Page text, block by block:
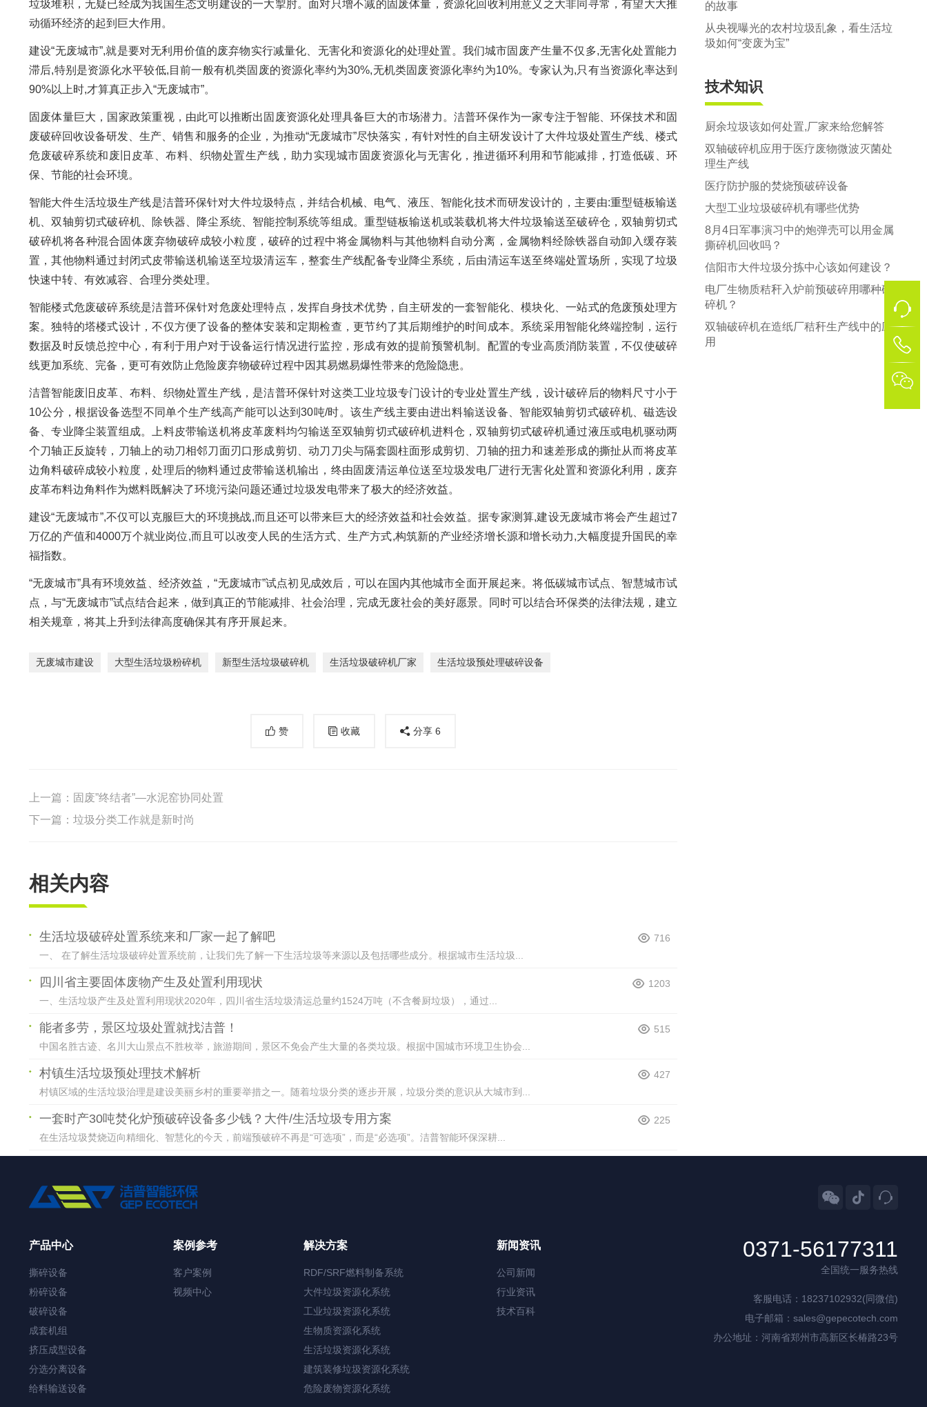
垃圾堆积，无疑已经成为我国生态文明建设的一大掣肘。面对只增不减的固废体量，资源化回收利用意义之大非同寻常，有望大大推
动循环经济的起到巨大作用。
建设“无废城市”,就是要对无利用价值的废弃物实行减量化、无害化和资源化的处理处置。我们城市固废产生量不仅多,无害化处置能力
滞后,特别是资源化水平较低,目前一般有机类固废的资源化率约为30%,无机类固废资源化率约为10%。专家认为,只有当资源化率达到
90%以上时,才算真正步入“无废城市”。
固废体量巨大，国家政策重视，由此可以推断出固废资源化处理具备巨大的市场潜力。洁普环保作为一家专注于智能、环保技术和固
废破碎回收设备研发、生产、销售和服务的企业，为推动“无废城市”尽快落实，有针对性的自主研发设计了大件垃圾处置生产线、楼式
危废破碎系统和废旧皮革、布料、织物处置生产线，助力实现城市固废资源化与无害化，推进循环利用和节能减排，打造低碳、环
保、节能的社会环境。
智能大件生活垃圾生产线是洁普环保针对大件垃圾特点，并结合机械、电气、液压、智能化技术而研发设计的，主要由:重型链板输送
机、双轴剪切式破碎机、除铁器、降尘系统、智能控制系统等组成。重型链板输送机或装载机将大件垃圾输送至破碎仓，双轴剪切式
破碎机将各种混合固体废弃物破碎成较小粒度，破碎的过程中将金属物料与其他物料自动分离，金属物料经除铁器自动卸入缓存装
置，其他物料通过封闭式皮带输送机输送至垃圾清运车，整套生产线配备专业降尘系统，后由清运车送至终端处置场所，实现了垃圾
快速中转、有效减容、合理分类处理。
智能楼式危废破碎系统是洁普环保针对危废处理特点，发挥自身技术优势，自主研发的一套智能化、模块化、一站式的危废预处理方
案。独特的塔楼式设计，不仅方便了设备的整体安装和定期检查，更节约了其后期维护的时间成本。系统采用智能化终端控制，运行
数据及时反馈总控中心，有利于用户对于设备运行情况进行监控，形成有效的提前预警机制。配置的专业高质消防装置，不仅使破碎
线更加系统、完备，更可有效防止危险废弃物破碎过程中因其易燃易爆性带来的危险隐患。
洁普智能废旧皮革、布料、织物处置生产线，是洁普环保针对这类工业垃圾专门设计的专业处置生产线，设计破碎后的物料尺寸小于
10公分，根据设备选型不同单个生产线高产能可以达到30吨/时。该生产线主要由进出料输送设备、智能双轴剪切式破碎机、磁选设
备、专业降尘装置组成。上料皮带输送机将皮革废料均匀输送至双轴剪切式破碎机进料仓，双轴剪切式破碎机通过液压或电机驱动两
个刀轴正反旋转，刀轴上的动刀相邻刀面刃口形成剪切、动刀刀尖与隔套圆柱面形成剪切、刀轴的扭力和速差形成的撕扯从而将皮革
边角料破碎成较小粒度，处理后的物料通过皮带输送机输出，终由固废清运单位送至垃圾发电厂进行无害化处置和资源化利用，废弃
皮革布料边角料作为燃料既解决了环境污染问题还通过垃圾发电带来了极大的经济效益。
建设“无废城市”,不仅可以克服巨大的环境挑战,而且还可以带来巨大的经济效益和社会效益。据专家测算,建设无废城市将会产生超过7
万亿的产值和4000万个就业岗位,而且可以改变人民的生活方式、生产方式,构筑新的产业经济增长源和增长动力,大幅度提升国民的幸
福指数。
“无废城市”具有环境效益、经济效益，“无废城市”试点初见成效后，可以在国内其他城市全面开展起来。将低碳城市试点、智慧城市试
点，与“无废城市”试点结合起来，做到真正的节能减排、社会治理，完成无废社会的美好愿景。同时可以结合环保类的法律法规，建立
相关规章，将其上升到法律高度确保其有序开展起来。
无废城市建设 大型生活垃圾粉碎机 新型生活垃圾破碎机 生活垃圾破碎机厂家 生活垃圾预处理破碎设备
赞 收藏 分享 6
上一篇： 固废”终结者”—水泥窑协同处置
下一篇： 垃圾分类工作就是新时尚
相关内容
生活垃圾破碎处置系统来和厂家一起了解吧
716
一、 在了解生活垃圾破碎处置系统前，让我们先了解一下生活垃圾等来源以及包括哪些成分。根据城市生活垃圾...
四川省主要固体废物产生及处置利用现状
1203
一、生活垃圾产生及处置利用现状2020年，四川省生活垃圾清运总量约1524万吨（不含餐厨垃圾），通过...
能者多劳，景区垃圾处置就找洁普！
515
中国名胜古迹、名川大山景点不胜枚举，旅游期间，景区不免会产生大量的各类垃圾。根据中国城市环境卫生协会...
村镇生活垃圾预处理技术解析
427
村镇区域的生活垃圾治理是建设美丽乡村的重要举措之一。随着垃圾分类的逐步开展，垃圾分类的意识从大城市到...
一套时产30吨焚化炉预破碎设备多少钱？大件/生活垃圾专用方案
225
在生活垃圾焚烧迈向精细化、智慧化的今天，前端预破碎不再是“可选项”，而是“必选项”。洁普智能环保深耕...
的故事
从央视曝光的农村垃圾乱象，看生活垃
圾如何“变废为宝”
技术知识
厨余垃圾该如何处置,厂家来给您解答
双轴破碎机应用于医疗废物微波灭菌处
理生产线
医疗防护服的焚烧预破碎设备
大型工业垃圾破碎机有哪些优势
8月4日军事演习中的炮弹壳可以用金属
撕碎机回收吗？
信阳市大件垃圾分拣中心该如何建设？
电厂生物质秸秆入炉前预破碎用哪种破
碎机？
双轴破碎机在造纸厂秸秆生产线中的应
用
  
产品中心
撕碎设备
粉碎设备
破碎设备
成套机组
挤压成型设备
分选分离设备
给料输送设备
案例参考
客户案例
视频中心
解决方案
RDF/SRF燃料制备系统
大件垃圾资源化系统
工业垃圾资源化系统
生物质资源化系统
生活垃圾资源化系统
建筑装修垃圾资源化系统
危险废物资源化系统
新闻资讯
公司新闻
行业资讯
技术百科
0371-56177311
全国统一服务热线
客服电话：18237102932(同微信)
电子邮箱：sales@gepecotech.com
办公地址：河南省郑州市高新区长椿路23号
